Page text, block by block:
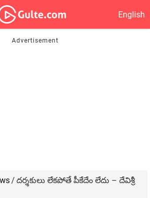
English
/ దర్శకులు లేకపోతే పీకేదేం లేదు – దేవిశ్రీ